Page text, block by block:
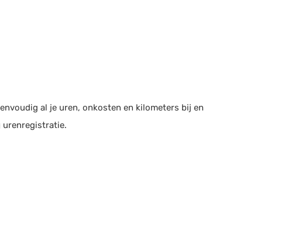
al je uren, onkosten en kilometers bij en
urenregistratie.